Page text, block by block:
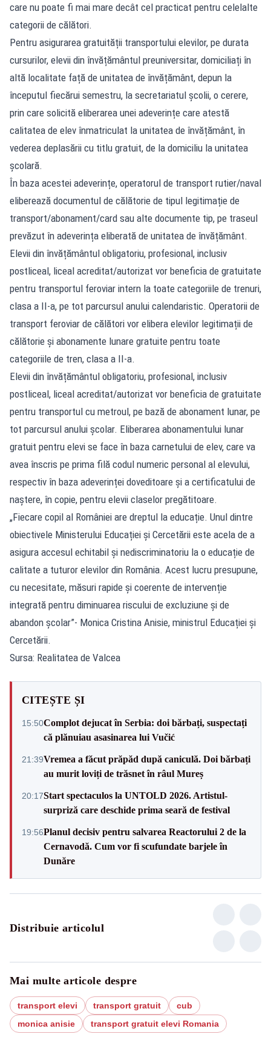
care nu poate fi mai mare decât cel practicat pentru celelalte
categorii de călători.
Pentru asigurarea gratuității transportului elevilor, pe durata
cursurilor, elevii din învățământul preuniversitar, domiciliați în
altă localitate față de unitatea de învățământ, depun la
începutul fiecărui semestru, la secretariatul școlii, o cerere,
prin care solicită eliberarea unei adeverințe care atestă
calitatea de elev înmatriculat la unitatea de învățământ, în
vederea deplasării cu titlu gratuit, de la domiciliu la unitatea
școlară.
În baza acestei adeverințe, operatorul de transport rutier/naval
eliberează documentul de călătorie de tipul legitimație de
transport/abonament/card sau alte documente tip, pe traseul
prevăzut în adeverința eliberată de unitatea de învățământ.
Elevii din învățământul obligatoriu, profesional, inclusiv
postliceal, liceal acreditat/autorizat vor beneficia de gratuitate
pentru transportul feroviar intern la toate categoriile de trenuri,
clasa a II-a, pe tot parcursul anului calendaristic. Operatorii de
transport feroviar de călători vor elibera elevilor legitimații de
călătorie și abonamente lunare gratuite pentru toate
categoriile de tren, clasa a II-a.
Elevii din învățământul obligatoriu, profesional, inclusiv
postliceal, liceal acreditat/autorizat vor beneficia de gratuitate
pentru transportul cu metroul, pe bază de abonament lunar, pe
tot parcursul anului școlar. Eliberarea abonamentului lunar
gratuit pentru elevi se face în baza carnetului de elev, care va
avea înscris pe prima filă codul numeric personal al elevului,
respectiv în baza adeverinței doveditoare și a certificatului de
naștere, în copie, pentru elevii claselor pregătitoare.
„Fiecare copil al României are dreptul la educație. Unul dintre
obiectivele Ministerului Educației și Cercetării este acela de a
asigura accesul echitabil și nediscriminatoriu la o educație de
calitate a tuturor elevilor din România. Acest lucru presupune,
cu necesitate, măsuri rapide și coerente de intervenție
integrată pentru diminuarea riscului de excluziune și de
abandon școlar”- Monica Cristina Anisie, ministrul Educației și
Cercetării.
Sursa: Realitatea de Valcea
CITEȘTE ȘI
15:50Complot dejucat în Serbia: doi bărbați, suspectați
că plănuiau asasinarea lui Vučić
21:39Vremea a făcut prăpăd după caniculă. Doi bărbați
au murit loviți de trăsnet în râul Mureș
20:17Start spectaculos la UNTOLD 2026. Artistul-
surpriză care deschide prima seară de festival
19:56Planul decisiv pentru salvarea Reactorului 2 de la
Cernavodă. Cum vor fi scufundate barjele în
Dunăre
Distribuie articolul
Mai multe articole despre
transport elevi transport gratuit
cub
monica anisie
transport gratuit elevi Romania